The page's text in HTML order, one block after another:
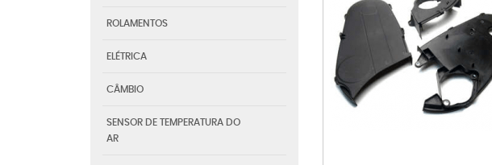
ROLAMENTOS
ELÉTRICA
CÂMBIO
SENSOR DE TEMPERATURA DO
AR